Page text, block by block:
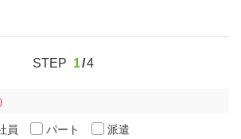
STEP 1 4
員 パート 派遣